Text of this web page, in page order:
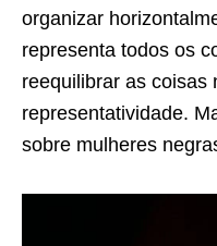
organizar
representa todos os
reequilibrar as coisas
representatividade.
sobre mulheres